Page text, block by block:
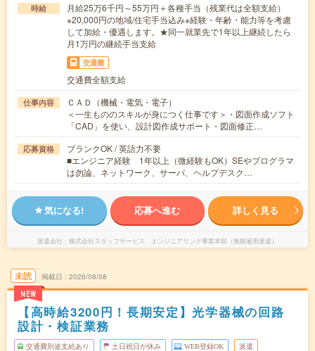
時給
月給25万6千円～55万円＋各種手当（残業代は全額支給）
※20,000円の地域/住宅手当込み※経験・年齢・能力等を考慮
して加給・優遇します。★同一就業先で1年以上継続したら
月1万円の継続手当支給
交通費
交通費全額支給
仕事内容
ＣＡＤ（機械・電気・電子）
＜一生もののスキルが身につく仕事です＞・図面作成ソフト
「CAD」を使い、設計図作成サポート・図面修正…
応募資格
ブランクOK / 英語力不要
■エンジニア経験 1年以上（微経験もOK）SEやプログラマ
は勿論、ネットワーク、サーバ、ヘルプデスク…
気になる! 応募へ進む 詳しく見る
派遣会社 株式会社スタッフサービス エンジニアリング事業本部（無期雇用派遣）
未読
NEW
掲載日 2026/08/08
【高時給3200円！長期安定】光学器械の回路
設計・検証業務
交通費別途支給あり 土日祝日が休み WEB登録OK 派遣